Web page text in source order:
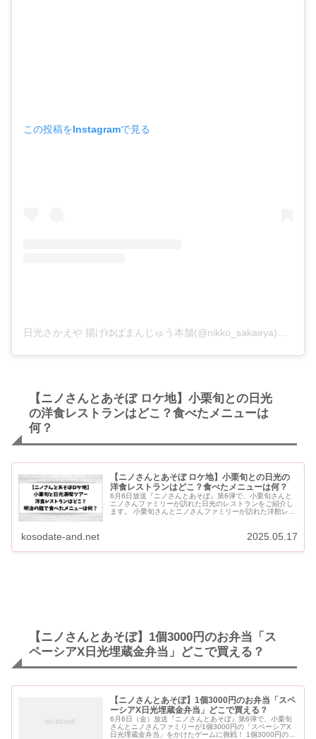
この投稿をInstagramで見る
日光さかえや 揚げゆばまんじゅう本舗(@nikko_sakaeya)がシェアした投稿
【ニノさんとあそぼ ロケ地】小栗旬との日光
の洋食レストランはどこ？食べたメニューは
何？
【ニノさんとあそぼ ロケ地】小栗旬との日光の
洋食レストランはどこ？食べたメニューは何？
6月6日放送『ニノさんとあそぼ』第6弾で、小栗旬さんと
ニノさんファミリーが訪れた日光のレストランをご紹介し
ます。 小栗旬さんとニノさんファミリーが訪れた洋館レス
kosodate-and.net 2025.05.17
【ニノさんとあそぼ】1個3000円のお弁当「ス
ペーシアX日光埋蔵金弁当」どこで買える？
【ニノさんとあそぼ】1個3000円のお弁当「スペ
ーシアX日光埋蔵金弁当」どこで買える？
6月6日（金）放送『ニノさんとあそぼ』第6弾で、小栗旬
さんとニノさんファミリーが1個3000円の「スペーシアX
日光埋蔵金弁当」をかけたゲームに挑戦！ 1個3000円の